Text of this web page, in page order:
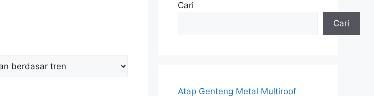
Cari
Cari
Atap Genteng Metal Multiroof